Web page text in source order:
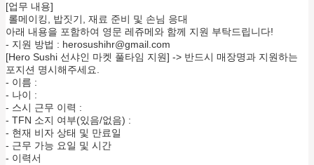
[업무 내용]
롤메이킹, 밥짓기, 재료 준비 및 손님 응대
아래 내용을 포함하여 영문 레쥬메와 함께 지원 부탁드립니다!
- 지원 방법 : herosushihr@gmail.com
[Hero Sushi 선샤인 마켓 풀타임 지원] -> 반드시 매장명과 지원하는
포지션 명시해주세요.
- 이름 :
- 나이 :
- 스시 근무 이력 :
- TFN 소지 여부(있음/없음) :
- 현재 비자 상태 및 만료일
- 근무 가능 요일 및 시간
- 이력서